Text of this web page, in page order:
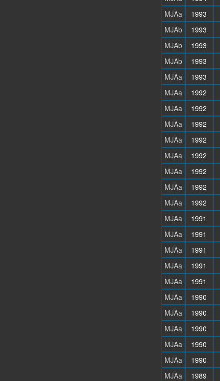
MJAa
1993
MJAb
1993
MJAb
1993
MJAb
1993
MJAa
1993
MJAa
1992
MJAa
1992
MJAa
1992
MJAa
1992
MJAa
1992
MJAa
1992
MJAa
1992
MJAa
1992
MJAa
1991
MJAa
1991
MJAa
1991
MJAa
1991
MJAa
1991
MJAa
1990
MJAa
1990
MJAa
1990
MJAa
1990
MJAa
1990
MJAa
1989